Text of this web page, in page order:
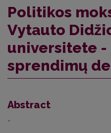
Politikos
Vytauto
universitete -
sprendimų
Abstract
-